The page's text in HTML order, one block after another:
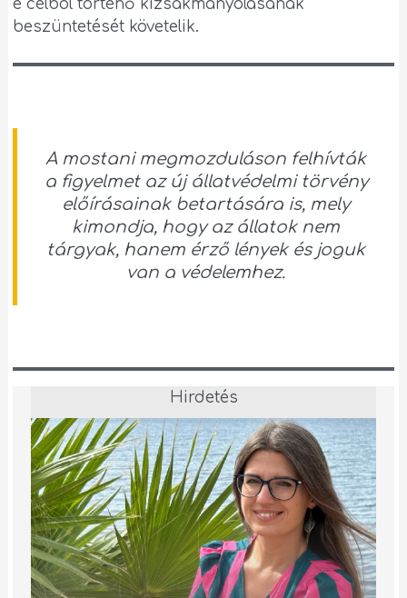
e célból történő kizsákmányolásának
beszüntetését követelik.
A mostani megmozduláson felhívták
a figyelmet az új állatvédelmi törvény
előírásainak betartására is, mely
kimondja, hogy az állatok nem
tárgyak, hanem érző lények és joguk
van a védelemhez.
Hirdetés